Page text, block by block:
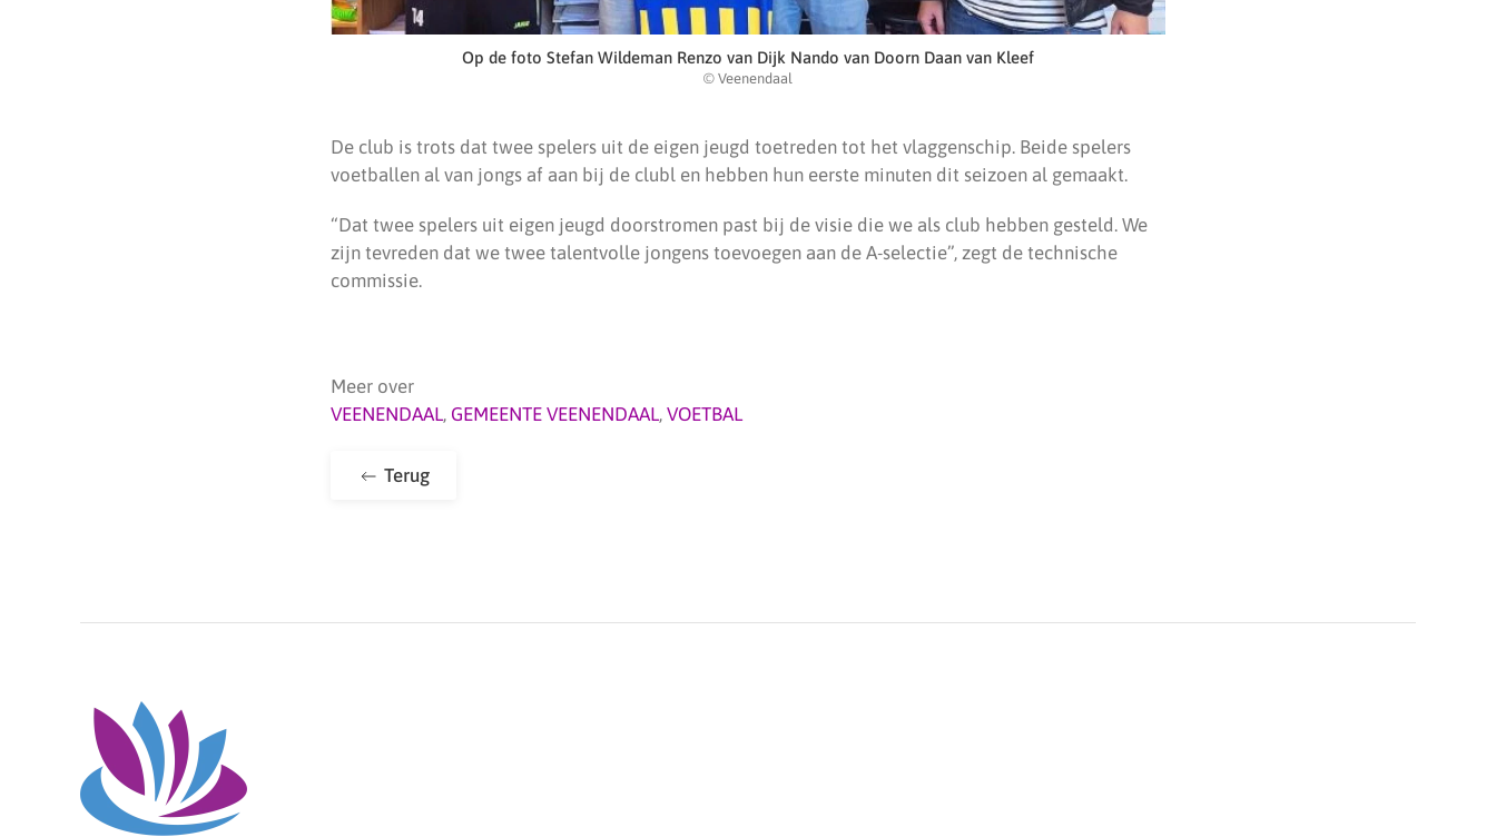
Op de foto Stefan Wildeman Renzo van Dijk Nando van Doorn Daan van Kleef
© Veenendaal
De club is trots dat twee spelers uit de eigen jeugd toetreden tot het vlaggenschip. Beide spelers
voetballen al van jongs af aan bij de clubl en hebben hun eerste minuten dit seizoen al gemaakt.
“Dat twee spelers uit eigen jeugd doorstromen past bij de visie die we als club hebben gesteld. We
zijn tevreden dat we twee talentvolle jongens toevoegen aan de A-selectie”, zegt de technische
commissie.
Meer over
VEENENDAAL, GEMEENTE VEENENDAAL, VOETBAL
Terug